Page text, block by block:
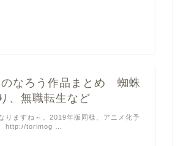
なろう作品まとめ 蜘蛛
、無職転生など
りますね～。2019年版同様、アニメ化予
http://torimog …